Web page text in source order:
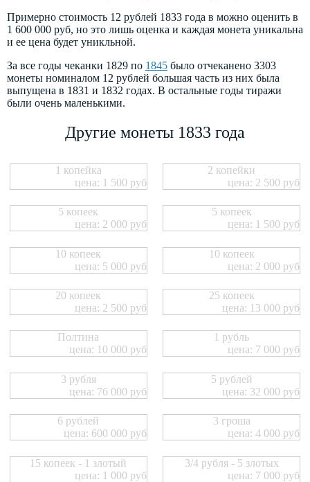
Примерно стоимость 12 рублей 1833 года в можно оценить в
1 600 000 руб, но это лишь оценка и каждая монета уникальна
и ее цена будет уникльной.
За все годы чеканки 1829 по 1845 было отчеканено 3303
монеты номиналом 12 рублей большая часть из них была
выпущена в 1831 и 1832 годах. В остальные годы тиражи
были очень маленькими.
Другие монеты 1833 года
1 копейка
цена: 1 500 руб
2 копейки
цена: 2 500 руб
5 копеек
цена: 2 000 руб
5 копеек
цена: 1 500 руб
10 копеек
цена: 5 000 руб
10 копеек
цена: 2 000 руб
20 копеек
цена: 2 500 руб
25 копеек
цена: 13 000 руб
Полтина
цена: 10 000 руб
1 рубль
цена: 7 000 руб
3 рубля
цена: 76 000 руб
5 рублей
цена: 32 000 руб
6 рублей
цена: 600 000 руб
3 гроша
цена: 4 000 руб
15 копеек - 1 злотый
цена: 1 000 руб
3/4 рубля - 5 злотых
цена: 7 000 руб